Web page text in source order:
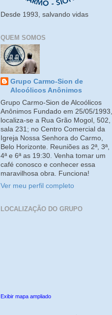
Desde 1993, salvando vidas
QUEM SOMOS
Grupo Carmo-Sion de
Alcoólicos Anônimos
Grupo Carmo-Sion de Alcoólicos
Anônimos Fundado em 25/05/1993,
localiza-se a Rua Grão Mogol, 502,
sala 231; no Centro Comercial da
Igreja Nossa Senhora do Carmo,
Belo Horizonte. Reuniões as 2ª, 3ª,
4ª e 6ª as 19:30. Venha tomar um
café conosco e conhecer essa
maravilhosa obra. Funciona!
Ver meu perfil completo
LOCALIZAÇÃO DO GRUPO
Exibir mapa ampliado